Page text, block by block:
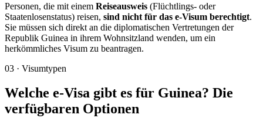
Personen, die mit einem Reiseausweis (Flüchtlings- oder
Staatenlosenstatus) reisen, sind nicht für das e-Visum berechtigt.
Sie müssen sich direkt an die diplomatischen Vertretungen der
Republik Guinea in ihrem Wohnsitzland wenden, um ein
herkömmliches Visum zu beantragen.
03 · Visumtypen
Welche e-Visa gibt es für Guinea? Die
verfügbaren Optionen